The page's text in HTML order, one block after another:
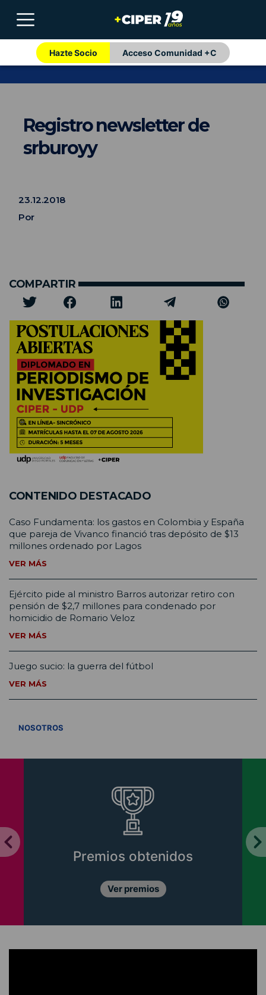
Hazte Socio Acceso Comunidad +C
Registro newsletter de
srburoyy
23.12.2018
Por
COMPARTIR
CONTENIDO DESTACADO
Caso Fundamenta: los gastos en Colombia y España
que pareja de Vivanco financió tras depósito de $13
millones ordenado por Lagos
VER MÁS
Ejército pide al ministro Barros autorizar retiro con
pensión de $2,7 millones para condenado por
homicidio de Romario Veloz
VER MÁS
Juego sucio: la guerra del fútbol
VER MÁS
NOSOTROS
obtenidos Libros